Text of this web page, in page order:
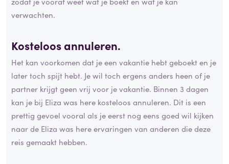
verwachten.
Kosteloos annuleren.
Het kan voorkomen dat je een vakantie hebt geboekt en je
later toch spijt hebt. Je wil toch ergens anders heen of je
partner krijgt geen vrij voor je vakantie. Binnen 3 dagen
kan je bij Eliza was here kosteloos annuleren. Dit is een
prettig gevoel vooral als je eerst nog eens goed wil kijken
naar de Eliza was here ervaringen van anderen die deze
reis gemaakt hebben.